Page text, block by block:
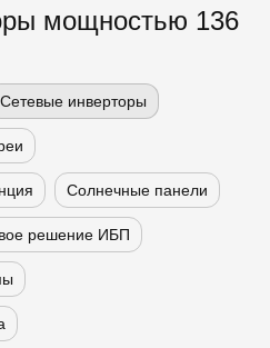
мощностью 136
Сетевые инверторы
Солнечные панели
решение ИБП